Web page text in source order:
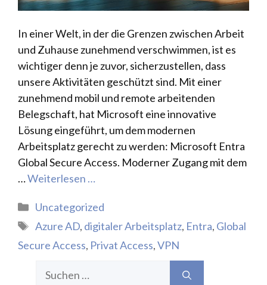
In einer Welt, in der die Grenzen zwischen Arbeit
und Zuhause zunehmend verschwimmen, ist es
wichtiger denn je zuvor, sicherzustellen, dass
unsere Aktivitäten geschützt sind. Mit einer
zunehmend mobil und remote arbeitenden
Belegschaft, hat Microsoft eine innovative
Lösung eingeführt, um dem modernen
Arbeitsplatz gerecht zu werden: Microsoft Entra
Global Secure Access. Moderner Zugang mit dem
…Weiterlesen …
Kategorien
Uncategorized
Schlagwörter
Azure AD, digitaler Arbeitsplatz, Entra, Global
Secure Access, Privat Access,VPN